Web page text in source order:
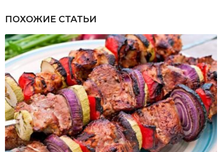
ПОХОЖИЕ СТАТЬИ